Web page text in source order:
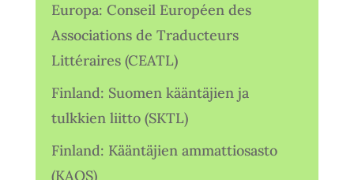
Europa: Conseil Européen des
Associations de Traducteurs
Littéraires (CEATL)
Finland: Suomen kääntäjien ja
tulkkien liitto (SKTL)
Finland: Kääntäjien ammattiosasto
(KAOS)